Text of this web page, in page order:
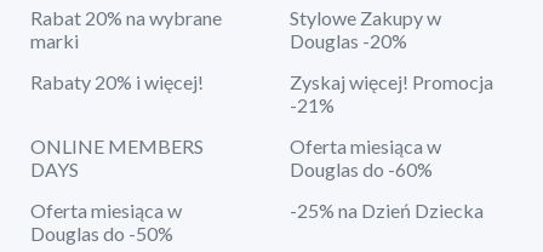
Rabat 20% na wybrane
marki
Stylowe Zakupy w
Douglas -20%
Rabaty 20% i więcej!
Zyskaj więcej! Promocja
-21%
ONLINE MEMBERS
DAYS
Oferta miesiąca w
Douglas do -60%
Oferta miesiąca w
Douglas do -50%
-25% na Dzień Dziecka